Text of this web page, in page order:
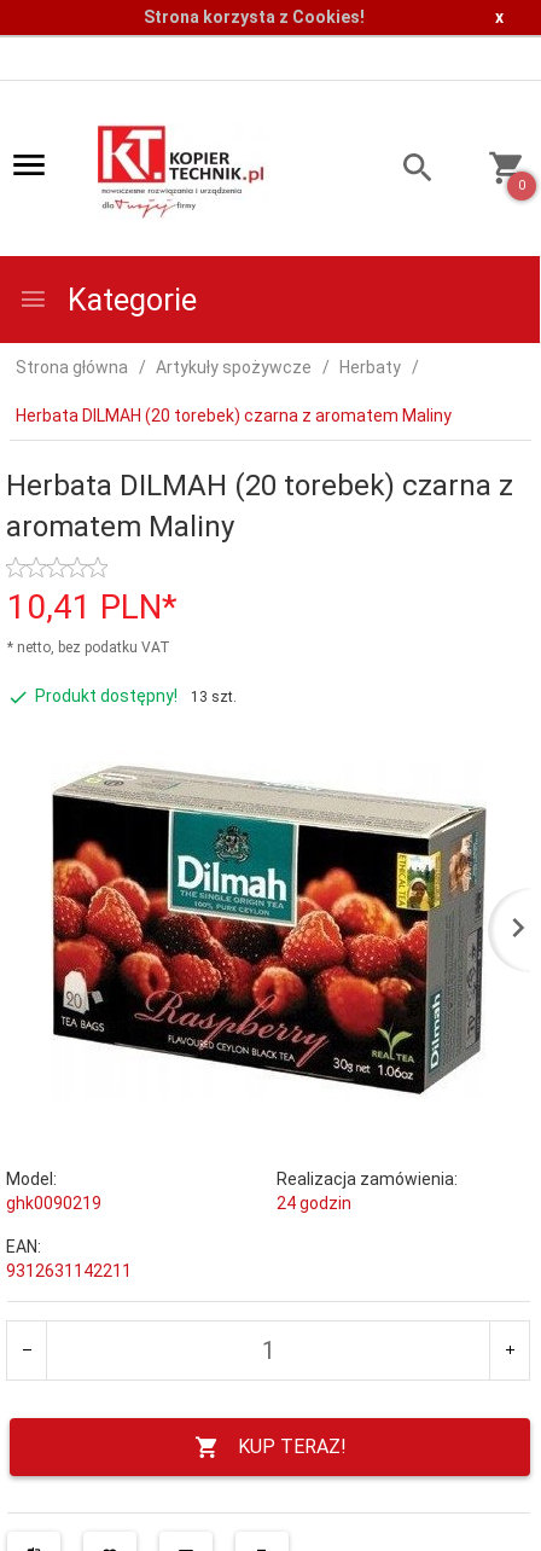
Strona korzysta z Cookies! x
0
Kategorie
Strona główna Artykuły spożywcze Herbaty
Herbata DILMAH (20 torebek) czarna z aromatem Maliny
Herbata DILMAH (20 torebek) czarna z
aromatem Maliny
10,41 PLN*
* netto, bez podatku VAT
Produkt dostępny! 13 szt.
Model:
ghk0090219
Realizacja zamówienia:
24 godzin
EAN:
9312631142211
KUP TERAZ!